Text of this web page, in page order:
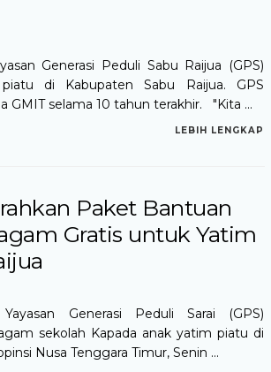
Generasi Peduli Sabu Raijua (GPS)
di Kabupaten Sabu Raijua. GPS
GMIT selama 10 tahun terakhir. "Kita ...
LEBIH LENGKAP
Paket Bantuan
Gratis untuk Yatim
Generasi Peduli Sarai (GPS)
sekolah Kapada anak yatim piatu di
Nusa Tenggara Timur, Senin ...